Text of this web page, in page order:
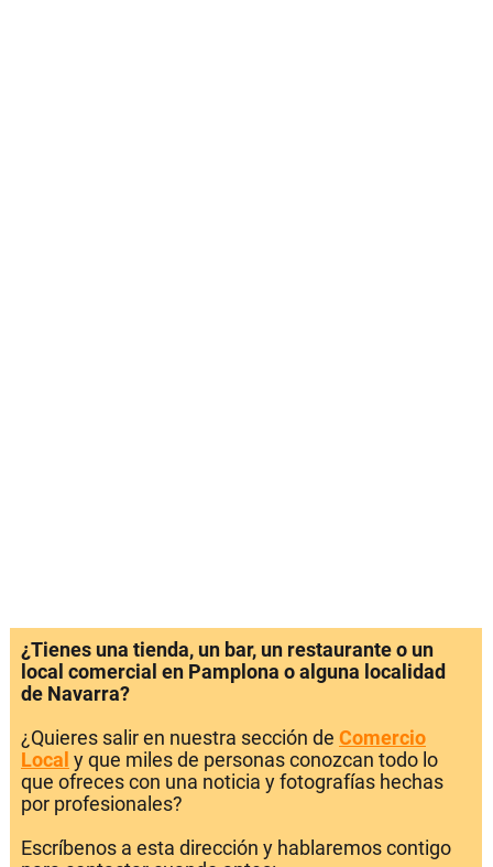
¿Tienes una tienda, un bar, un restaurante o un
local comercial en Pamplona o alguna localidad
de Navarra?
¿Quieres salir en nuestra sección de Comercio
Local y que miles de personas conozcan todo lo
que ofreces con una noticia y fotografías hechas
por profesionales?
Escríbenos a esta dirección y hablaremos contigo